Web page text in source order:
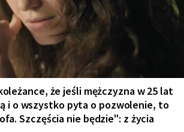
że jeśli mężczyzna w 25 lat
i o wszystko pyta o pozwolenie, to
Szczęścia nie będzie": z życia